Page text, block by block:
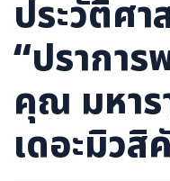
ประวัติศ
“ปราการ
คุณ มหาร
เดอะมิวสิ